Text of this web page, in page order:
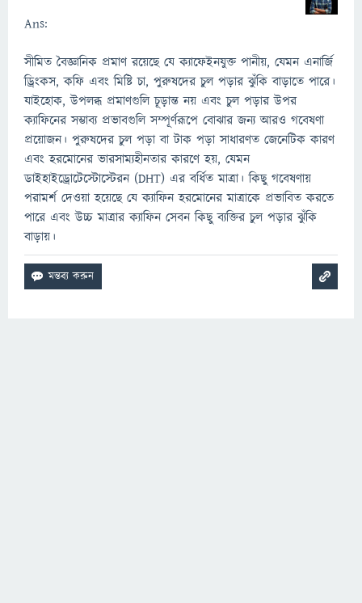
Ans:
সীমিত বৈজ্ঞানিক প্রমাণ রয়েছে যে ক্যাফেইনযুক্ত পানীয়, যেমন এনার্জি
ড্রিংকস, কফি এবং মিষ্টি চা, পুরুষদের চুল পড়ার ঝুঁকি বাড়াতে পারে।
যাইহোক, উপলব্ধ প্রমাণগুলি চূড়ান্ত নয় এবং চুল পড়ার উপর
ক্যাফিনের সম্ভাব্য প্রভাবগুলি সম্পূর্ণরূপে বোঝার জন্য আরও গবেষণা
প্রয়োজন। পুরুষদের চুল পড়া বা টাক পড়া সাধারণত জেনেটিক কারণ
এবং হরমোনের ভারসাম্যহীনতার কারণে হয়, যেমন
ডাইহাইড্রোটেস্টোস্টেরন (DHT) এর বর্ধিত মাত্রা। কিছু গবেষণায়
পরামর্শ দেওয়া হয়েছে যে ক্যাফিন হরমোনের মাত্রাকে প্রভাবিত করতে
পারে এবং উচ্চ মাত্রার ক্যাফিন সেবন কিছু ব্যক্তির চুল পড়ার ঝুঁকি
বাড়ায়।